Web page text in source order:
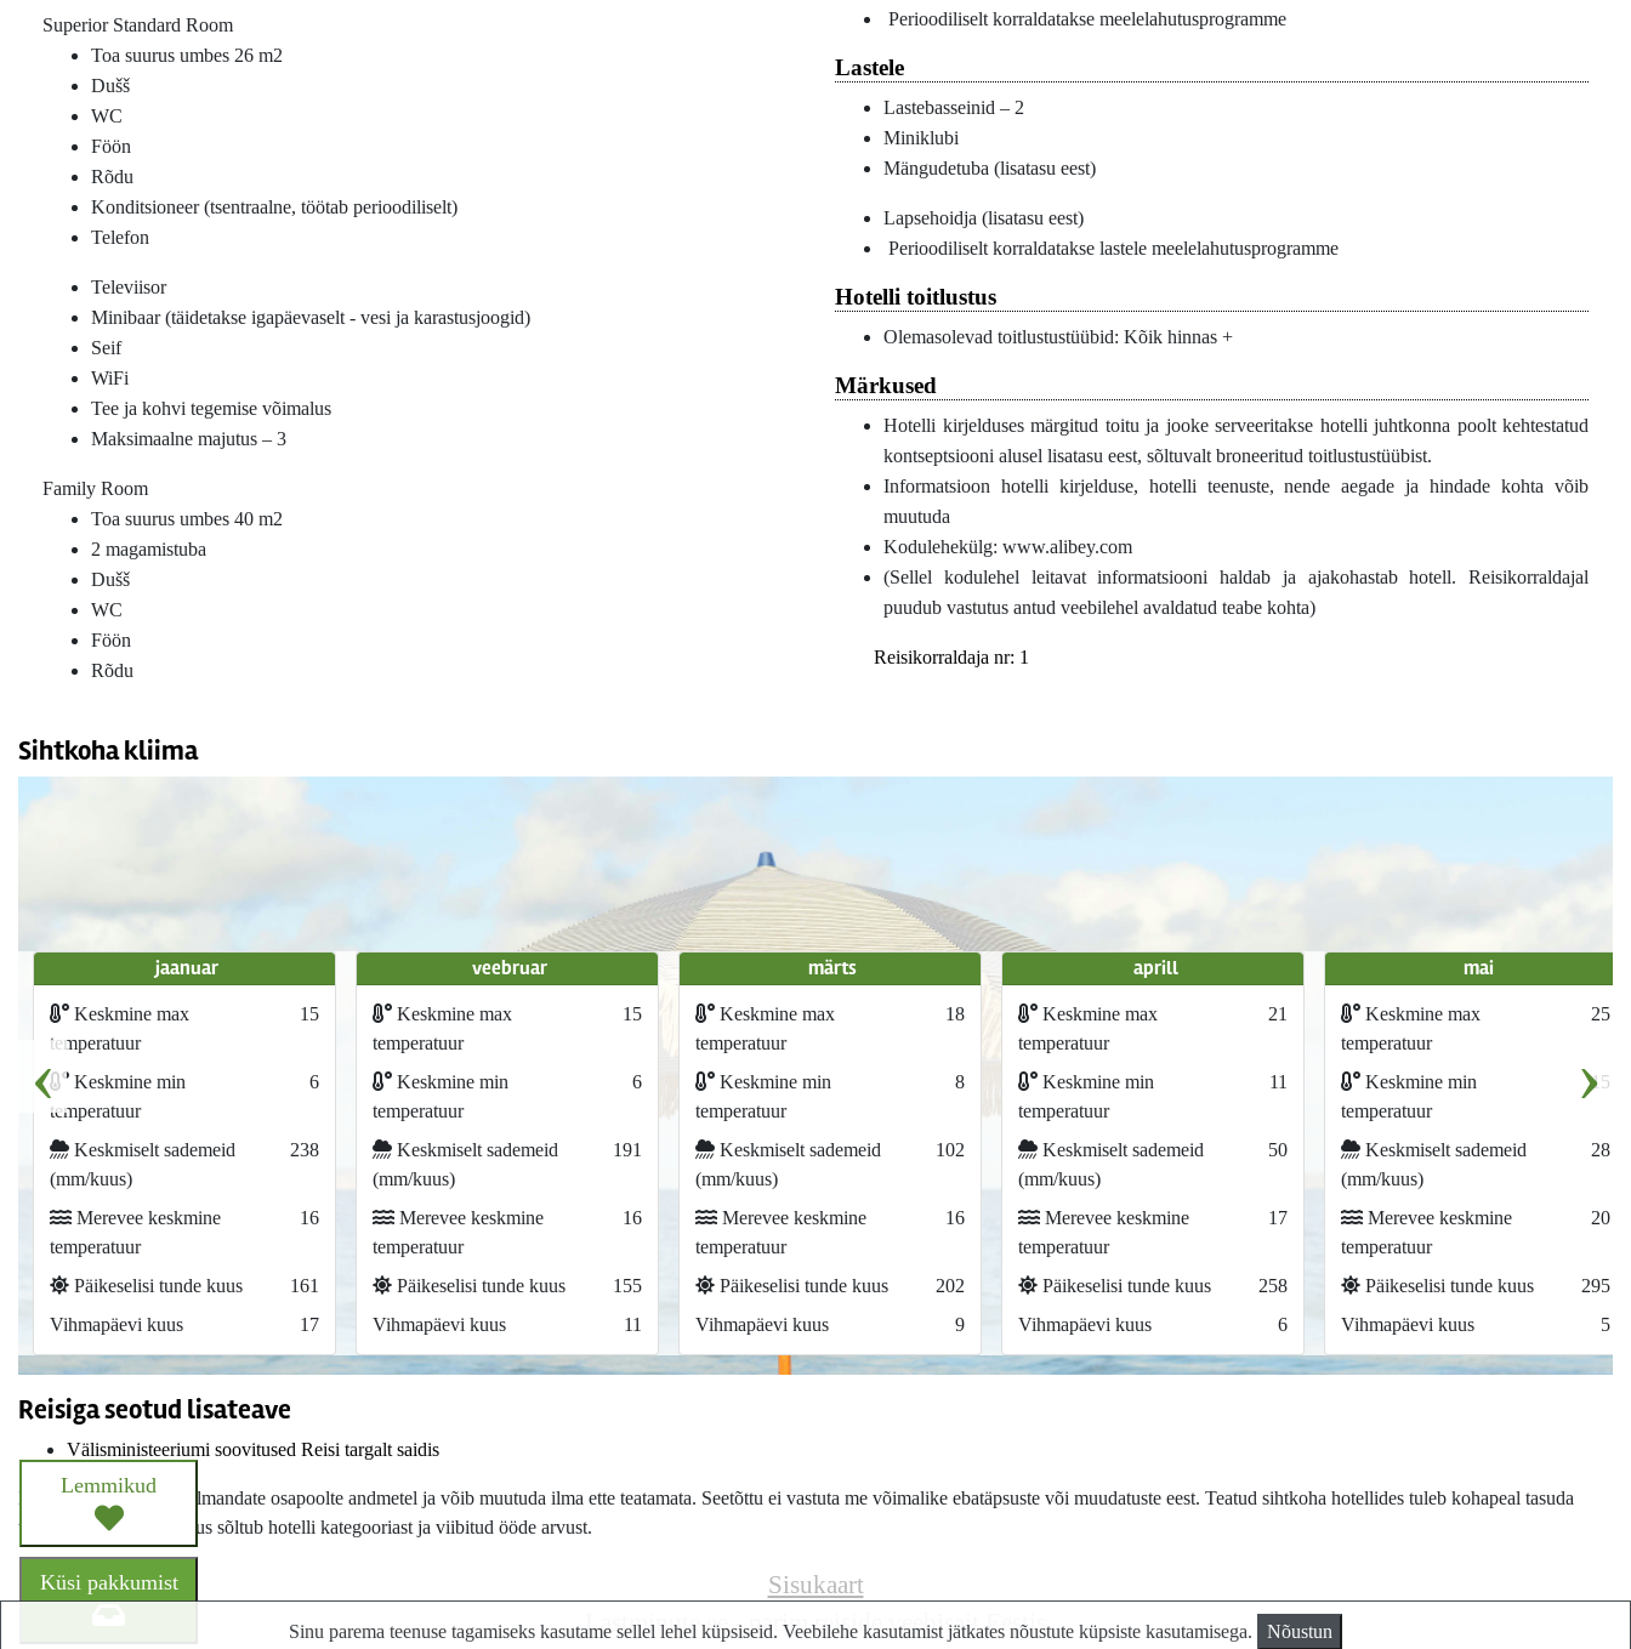
Superior Standard Room
Toa suurus umbes 26 m2
Dušš
WC
Föön
Rõdu
Konditsioneer (tsentraalne, töötab perioodiliselt)
Telefon
Televiisor
Minibaar (täidetakse igapäevaselt - vesi ja karastusjoogid)
Seif
WiFi
Tee ja kohvi tegemise võimalus
Maksimaalne majutus – 3
Family Room
Toa suurus umbes 40 m2
2 magamistuba
Dušš
WC
Föön
Rõdu
Perioodiliselt korraldatakse meelelahutusprogramme
Lastele
Lastebasseinid – 2
Miniklubi
Mängudetuba (lisatasu eest)
Lapsehoidja (lisatasu eest)
Perioodiliselt korraldatakse lastele meelelahutusprogramme
Hotelli toitlustus
Olemasolevad toitlustustüübid: Kõik hinnas +
Märkused
Hotelli kirjelduses märgitud toitu ja jooke serveeritakse hotelli juhtkonna poolt kehtestatud
kontseptsiooni alusel lisatasu eest, sõltuvalt broneeritud toitlustustüübist.
Informatsioon hotelli kirjelduse, hotelli teenuste, nende aegade ja hindade kohta võib
muutuda
Kodulehekülg: www.alibey.com
(Sellel kodulehel leitavat informatsiooni haldab ja ajakohastab hotell. Reisikorraldajal
puudub vastutus antud veebilehel avaldatud teabe kohta)
Reisikorraldaja nr: 1
Sihtkoha kliima
‹ ›
jaanuar
Keskmine max
temperatuur
15
Keskmine min
temperatuur
6
Keskmiselt sademeid
(mm/kuus)
238
Merevee keskmine
temperatuur
16
Päikeselisi tunde kuus
161
Vihmapäevi kuus
17
veebruar
Keskmine max
temperatuur
15
Keskmine min
temperatuur
6
Keskmiselt sademeid
(mm/kuus)
191
Merevee keskmine
temperatuur
16
Päikeselisi tunde kuus
155
Vihmapäevi kuus
11
märts
Keskmine max
temperatuur
18
Keskmine min
temperatuur
8
Keskmiselt sademeid
(mm/kuus)
102
Merevee keskmine
temperatuur
16
Päikeselisi tunde kuus
202
Vihmapäevi kuus
9
aprill
Keskmine max
temperatuur
21
Keskmine min
temperatuur
11
Keskmiselt sademeid
(mm/kuus)
50
Merevee keskmine
temperatuur
17
Päikeselisi tunde kuus
258
Vihmapäevi kuus
6
mai
Keskmine max
temperatuur
25
Keskmine min
temperatuur
15
Keskmiselt sademeid
(mm/kuus)
28
Merevee keskmine
temperatuur
20
Päikeselisi tunde kuus
295
Vihmapäevi kuus
5
Reisiga seotud lisateave
Välisministeeriumi soovitused Reisi targalt saidis
Hotelli info põhineb kolmandate osapoolte andmetel ja võib muutuda ilma ette teatamata. Seetõttu ei vastuta me võimalike ebatäpsuste või muudatuste eest. Teatud sihtkoha hotellides tuleb kohapeal tasuda
turismimaks, mille suurus sõltub hotelli kategooriast ja viibitud ööde arvust.
Küsi pakkumist
Lemmikud
Sisukaart
Lastminute.ee - parim reiside veebisait Eestis
Sinu parema teenuse tagamiseks kasutame sellel lehel küpsiseid. Veebilehe kasutamist jätkates nõustute küpsiste kasutamisega. Nõustun